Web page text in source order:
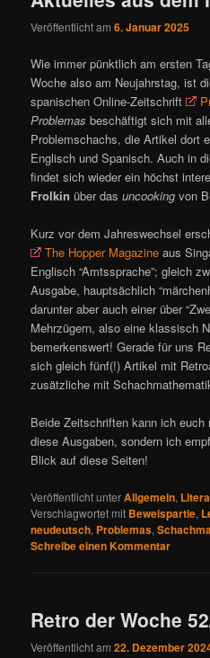
Veröffentlicht am6. Januar 2025
Wie immer pünktlich am ersten
Woche also am Neujahrstag, ist
spanischen Online-Zeitschrift
Problemas beschäftigt sich mit
Problemschachs, die Artikel dort
Englisch und Spanisch. Auch in
findet sich wieder ein höchst
Frolkin über dasuncooking von
Kurz vor dem Jahreswechsel
The Hopper Magazine aus
Englisch “Amtssprache”; gleich
Ausgabe, hauptsächlich
darunter aber auch einer über
Mehrzügern, also eine klassisch
bemerkenswert! Gerade für uns
sich gleich fünf(!) Artikel mit
zusätzliche mit
Beide Zeitschriften kann ich
diese Ausgaben, sondern ich
Blick auf diese Seiten!
Veröffentlicht unterAllgemein,
Verschlagwortet mit Beweispartie,
neudeutsch, Problemas,
Schreibe einen Kommentar
Retro der Woche
Veröffentlicht am22. Dezember